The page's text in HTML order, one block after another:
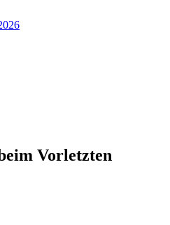
Vorletzten